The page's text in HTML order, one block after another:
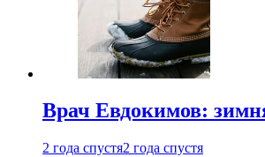
Врач Евдокимов:
2 года спустя2 года спустя